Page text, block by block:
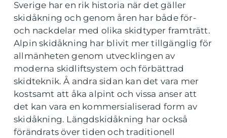
Sverige har en rik historia när det gäller
skidåkning och genom åren har både för-
och nackdelar med olika skidtyper framträtt.
Alpin skidåkning har blivit mer tillgänglig för
allmänheten genom utvecklingen av
moderna skidliftsystem och förbättrad
skidteknik. Å andra sidan kan det vara mer
kostsamt att åka alpint och vissa anser att
det kan vara en kommersialiserad form av
skidåkning. Längdskidåkning har också
förändrats över tiden och traditionell